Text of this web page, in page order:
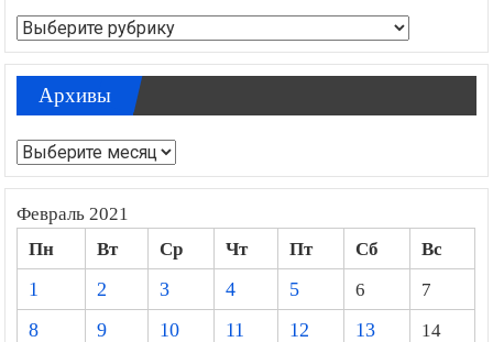
Рубрики
Архивы
Архивы
Февраль 2021
Пн Вт Ср Чт Пт Сб
Вс
1
2 3 4 5 6
7
8
9 10 11 12 13
14